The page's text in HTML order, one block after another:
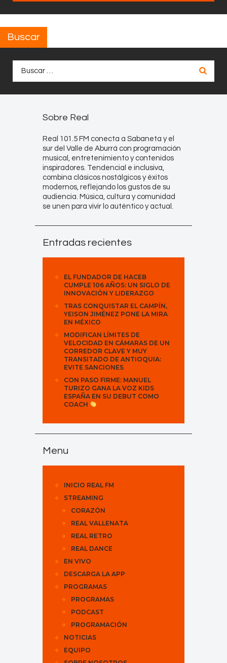
Buscar
Sobre Real
Real 101.5 FM conecta a Sabaneta y el
sur del Valle de Aburrá con programación
musical, entretenimiento y contenidos
inspiradores. Tendencial e inclusiva,
combina clásicos nostálgicos y éxitos
modernos, reflejando los gustos de su
audiencia. Música, cultura y comunidad
se unen para vivir lo auténtico y actual.
Entradas recientes
EL FUNDADOR DE HACEB
CUMPLE 106 AÑOS: UN SIGLO DE
INNOVACIÓN Y LIDERAZGO
TRAS CONQUISTAR EL CAMPÍN,
YEISON JIMÉNEZ PONE LA MIRA
EN MÉXICO
MODIFICAN LÍMITES DE
VELOCIDAD EN CÁMARAS DE UN
CORREDOR CLAVE Y MUY
TRANSITADO DE ANTIOQUIA:
EVITE SANCIONES
CON PASO FIRME: MANUEL
TURIZO GANA LA VOZ KIDS
ESPAÑA EN SU DEBUT COMO
COACH
Menu
INICIO REAL FM
STREAMING
CORAZÓN
REAL VALLENATA
REAL RETRO
REAL DANCE
EN VIVO
DESCARGA LA APP
PROGRAMAS
PROGRAMAS
PODCAST
PROGRAMACIÓN
NOTICIAS
EQUIPO